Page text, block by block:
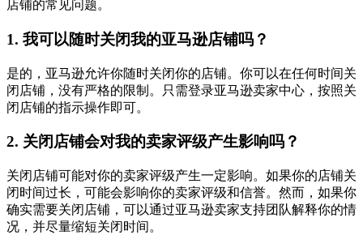
店铺的常见问题。
1. 我可以随时关闭我的亚马逊店铺吗？
是的，亚马逊允许你随时关闭你的店铺。你可以在任何时间关
闭店铺，没有严格的限制。只需登录亚马逊卖家中心，按照关
闭店铺的指示操作即可。
2. 关闭店铺会对我的卖家评级产生影响吗？
关闭店铺可能对你的卖家评级产生一定影响。如果你的店铺关
闭时间过长，可能会影响你的卖家评级和信誉。然而，如果你
确实需要关闭店铺，可以通过亚马逊卖家支持团队解释你的情
况，并尽量缩短关闭时间。